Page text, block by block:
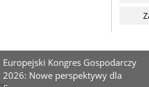
Europejski Kongres Gospodarczy
2026: Nowe perspektywy dla